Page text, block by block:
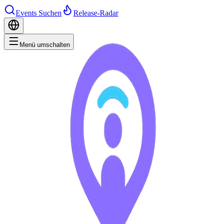
Events Suchen Release-Radar
Menü umschalten